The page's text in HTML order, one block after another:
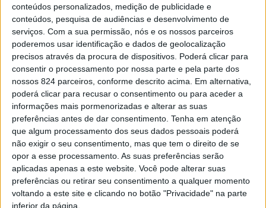
conteúdos personalizados, medição de publicidade e
conteúdos, pesquisa de audiências e desenvolvimento de
serviços. Com a sua permissão, nós e os nossos parceiros
poderemos usar identificação e dados de geolocalização
precisos através da procura de dispositivos. Poderá clicar para
consentir o processamento por nossa parte e pela parte dos
nossos 824 parceiros, conforme descrito acima. Em alternativa,
poderá clicar para recusar o consentimento ou para aceder a
informações mais pormenorizadas e alterar as suas
preferências antes de dar consentimento. Tenha em atenção
que algum processamento dos seus dados pessoais poderá
não exigir o seu consentimento, mas que tem o direito de se
opor a esse processamento. As suas preferências serão
aplicadas apenas a este website. Você pode alterar suas
preferências ou retirar seu consentimento a qualquer momento
voltando a este site e clicando no botão "Privacidade" na parte
inferior da página.
Azemeis.net
22 de Junho de 2023, 15:46